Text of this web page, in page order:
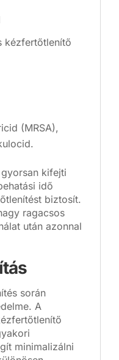
kézfertőtlenítő
(MRSA),
kifejti
idő
biztosít.
ragacsos
után azonnal
során
A
minimalizálni